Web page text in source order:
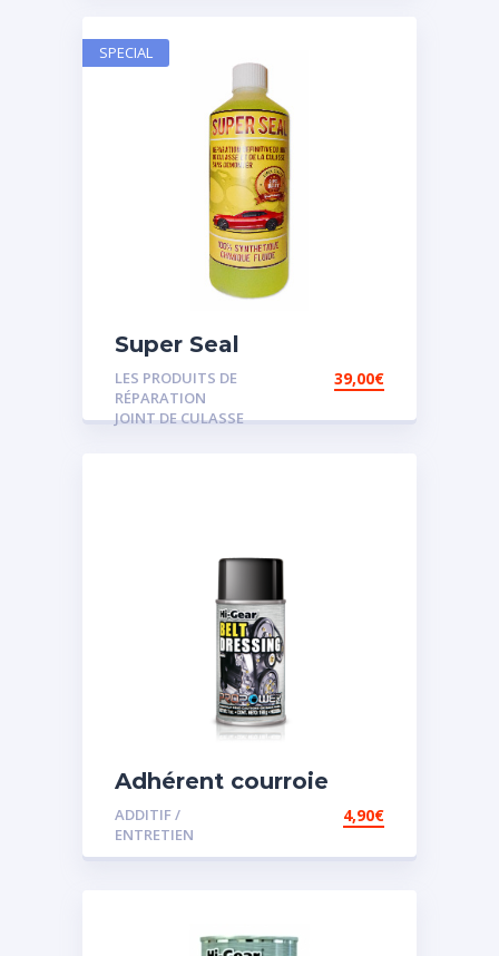
Super Seal
LES PRODUITS DE
RÉPARATION
JOINT DE CULASSE
39,00€
SPECIAL
Adhérent courroie
ADDITIF /
ENTRETIEN
4,90€